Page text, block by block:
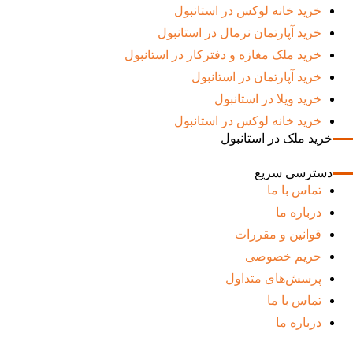
خرید خانه لوکس در استانبول
خرید آپارتمان نرمال در استانبول
خرید ملک مغازه و دفترکار در استانبول
خرید آپارتمان در استانبول
خرید ویلا در استانبول
خرید خانه لوکس در استانبول
خرید ملک در استانبول
دسترسی سریع
تماس با ما
درباره ما
قوانین و مقررات
حریم خصوصی
پرسش‌های متداول
تماس با ما
درباره ما